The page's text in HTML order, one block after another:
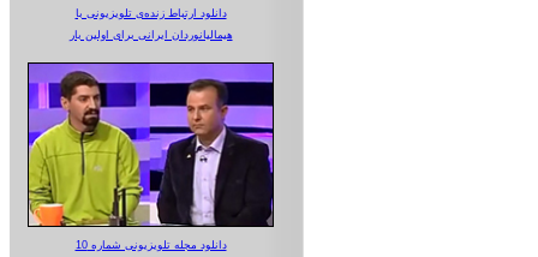
دانلود ارتباط زنده‌ی تلویزیونی‌ با
هیمالیانوردان ایرانی برای اولین بار
دانلود مجله تلویزیونی شماره 10